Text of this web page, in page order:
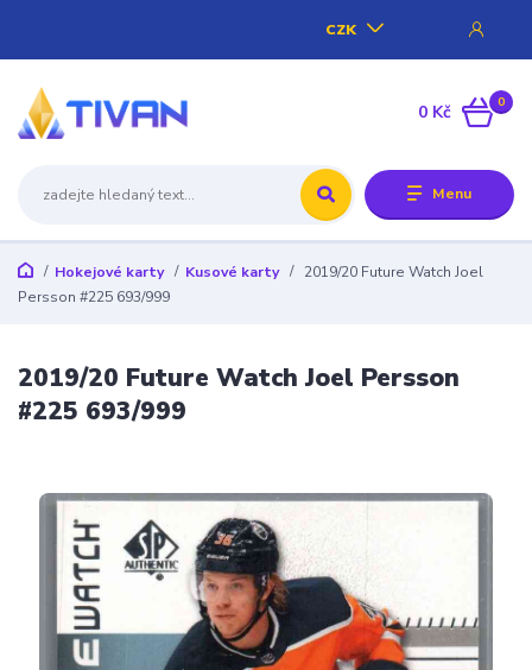
Menu
CZK
0
0 Kč
Hokejové karty Kusové karty
2019/20 Future Watch Joel
Persson #225 693/999
2019/20 Future Watch Joel Persson
#225 693/999